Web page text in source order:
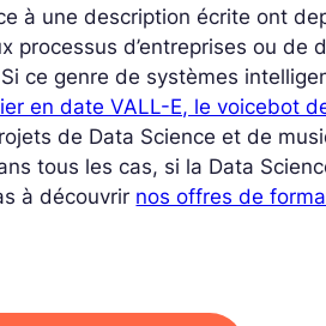
à une description écrite ont
processus d’entreprises ou de
ce genre de systèmes
en date VALL-E, le voicebot
de Data Science et de
tous les cas, si la Data
à découvrir nos offres de